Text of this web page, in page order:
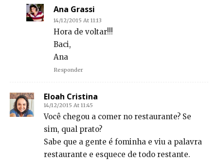
Ana Grassi
14/12/2015 At 11:13
Hora de voltar!!!
Baci,
Ana
Responder
Eloah Cristina
14/12/2015 At 11:45
Você chegou a comer no restaurante? Se
sim, qual prato?
Sabe que a gente é fominha e viu a palavra
restaurante e esquece de todo restante.